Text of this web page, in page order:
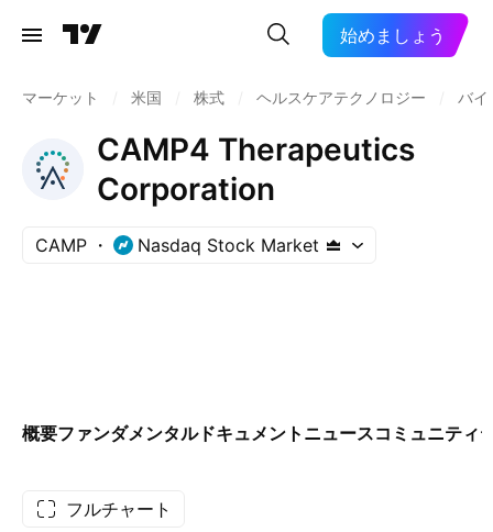
始めましょう
マーケット 米国 株式 ヘルスケアテクノロジー バイ
CAMP4 Therapeutics
Corporation
CAMP Nasdaq Stock Market
概要ファンダメンタルドキュメント ニュースコミュニティ
フルチャート